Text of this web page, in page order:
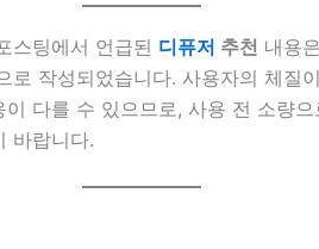
스팅에서 언급된 디퓨저 추천 내용
로 작성되었습니다. 사용자의 체질
다를 수 있으므로, 사용 전 소량
바랍니다.